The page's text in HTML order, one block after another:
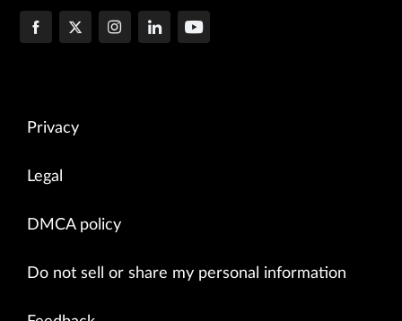
Privacy
Legal
DMCA policy
Do not sell or share my personal information